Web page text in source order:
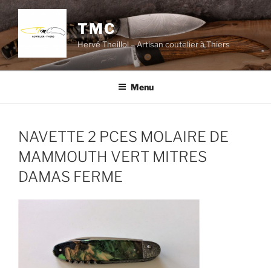
Skip
content
TMC
Hervé Theillol – Artisan coutelier à Thiers
Menu
NAVETTE 2 PCES MOLAIRE DE
MAMMOUTH VERT MITRES
DAMAS FERME